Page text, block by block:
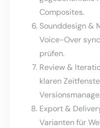
Composites.
Sounddesign &
Voice-Over
prüfen.
Review &
klaren
Export &
Varianten für